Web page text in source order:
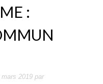
:
mars 2019 par